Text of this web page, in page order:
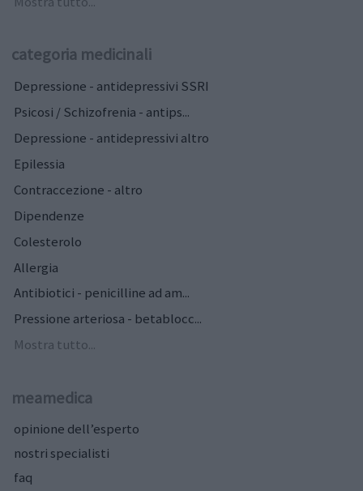
categoria medicinali
Depressione - antidepressivi SSRI
Psicosi / Schizofrenia - antips...
Depressione - antidepressivi altro
Epilessia
Contraccezione - altro
Dipendenze
Colesterolo
Allergia
Antibiotici - penicilline ad am...
Pressione arteriosa - betablocc...
Mostra tutto...
meamedica
opinione dell’esperto
nostri specialisti
faq